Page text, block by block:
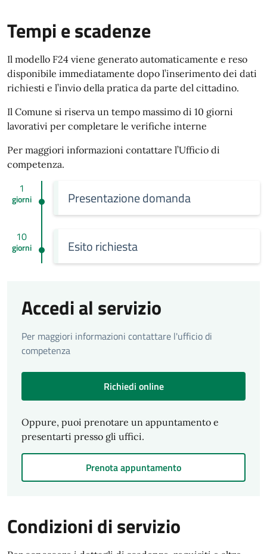
Tempi e scadenze
Il modello F24 viene generato automaticamente e reso
disponibile immediatamente dopo l’inserimento dei dati
richiesti e l’invio della pratica da parte del cittadino.
Il Comune si riserva un tempo massimo di 10 giorni
lavorativi per completare le verifiche interne
Per maggiori informazioni contattare l’Ufficio di
competenza.
1
giorni Presentazione domanda
10
giorni Esito richiesta
Accedi al servizio
Per maggiori informazioni contattare l'ufficio di
competenza
Richiedi online
Oppure, puoi prenotare un appuntamento e
presentarti presso gli uffici.
Prenota appuntamento
Condizioni di servizio